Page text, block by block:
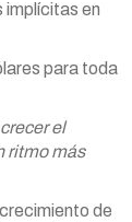
implícitas en
para toda
el
ritmo más
de